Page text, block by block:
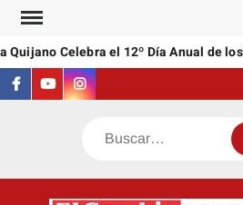
Saltar
contenidoCelebra el 12º Día Anual de
Facebook
YoutubeInstagram
Buscar